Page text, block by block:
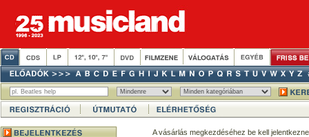
A vásárlás megkezdéséhez be kell